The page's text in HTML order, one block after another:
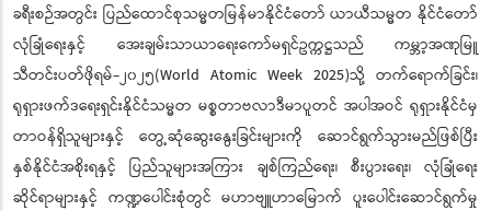
ခရီးစဉ်အတွင်း ပြည်ထောင်စုသမ္မတမြန်မာနိုင်ငံတော် ယာယီသမ္မတ နိုင်ငံတော်
လုံခြုံရေးနှင့် အေးချမ်းသာယာရေးကော်မရှင်ဥက္ကဋ္ဌသည် ကမ္ဘာ့အဏုမြူ
သီတင်းပတ်ဖိုရမ်-၂၀၂၅(World Atomic Week 2025)သို့ တက်ရောက်ခြင်း၊
ရုရှားဖက်ဒရေးရှင်းနိုင်ငံသမ္မတ မစ္စတာဗလာဒီမာပူတင် အပါအဝင် ရုရှားနိုင်ငံမှ
တာဝန်ရှိသူများနှင့် တွေ့ဆုံဆွေးနွေးခြင်းများကို ဆောင်ရွက်သွားမည်ဖြစ်ပြီး
နှစ်နိုင်ငံအစိုးရနှင့် ပြည်သူများအကြား ချစ်ကြည်ရေး၊ စီးပွားရေး၊ လုံခြုံရေး
ဆိုင်ရာများနှင့် ကဏ္ဍပေါင်းစုံတွင် မဟာဗျူဟာမြောက် ပူးပေါင်းဆောင်ရွက်မှု